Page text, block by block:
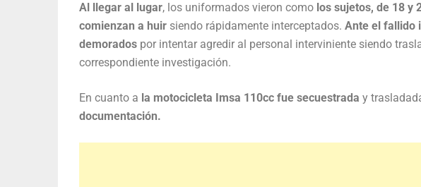
Al llegar al lugar, los uniformados vieron como los sujetos, de 18 y
comienzan a huir siendo rápidamente interceptados. Ante el fallido
demorados por intentar agredir al personal interviniente siendo
correspondiente investigación.
En cuanto a la motocicleta Imsa 110cc fue secuestrada y
documentación.